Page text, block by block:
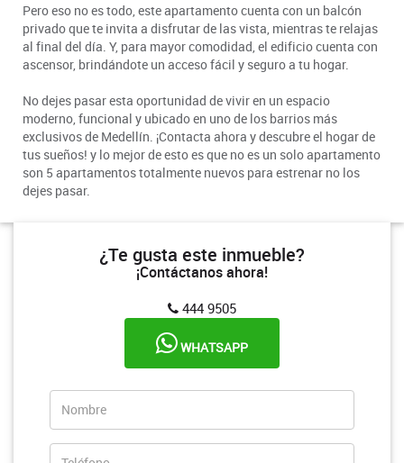
Pero eso no es todo, este apartamento cuenta con un balcón
privado que te invita a disfrutar de las vista, mientras te relajas
al final del día. Y, para mayor comodidad, el edificio cuenta con
ascensor, brindándote un acceso fácil y seguro a tu hogar.
No dejes pasar esta oportunidad de vivir en un espacio
moderno, funcional y ubicado en uno de los barrios más
exclusivos de Medellín. ¡Contacta ahora y descubre el hogar de
tus sueños! y lo mejor de esto es que no es un solo apartamento
son 5 apartamentos totalmente nuevos para estrenar no los
dejes pasar.
¿Te gusta este inmueble?
¡Contáctanos ahora!
444 9505
WHATSAPP